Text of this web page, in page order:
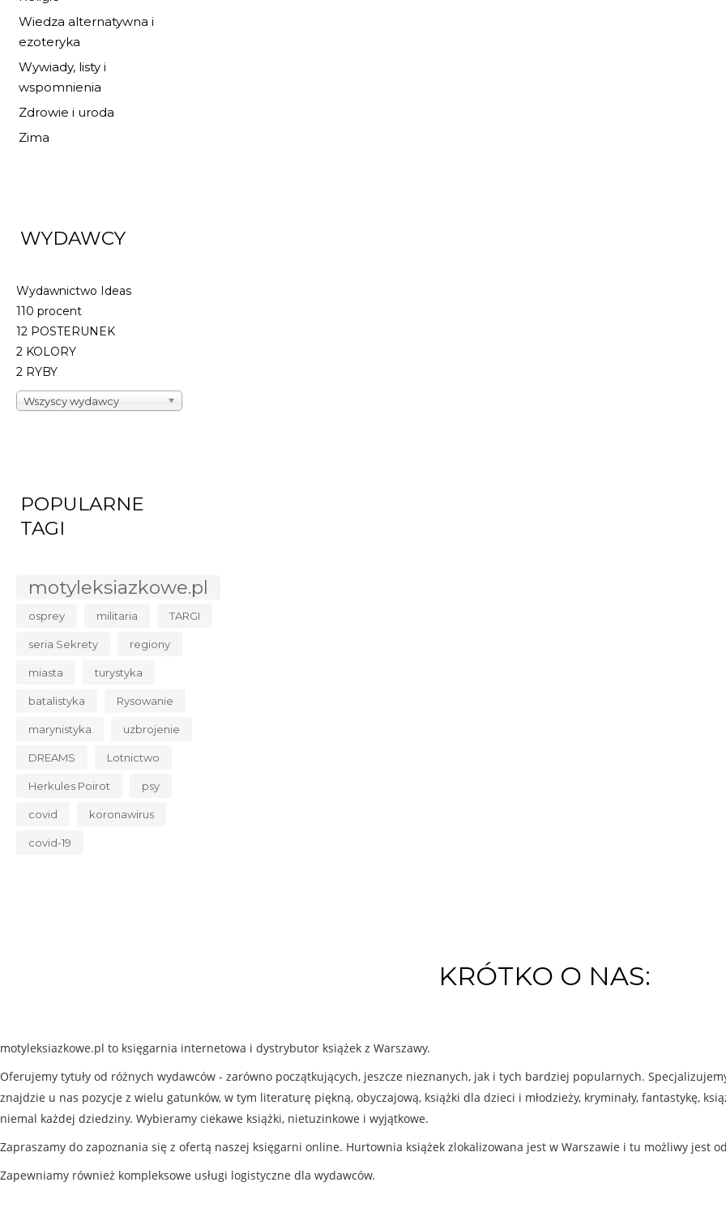
Wiedza alternatywna i
ezoteryka
Wywiady, listy i
wspomnienia
Zdrowie i uroda
Zima
WYDAWCY
Wydawnictwo Ideas
110 procent
12 POSTERUNEK
2 KOLORY
2 RYBY
Wszyscy wydawcy
POPULARNE
TAGI
motyleksiazkowe.pl
osprey militaria TARGI
seria Sekrety regiony
miasta turystyka
batalistyka Rysowanie
marynistyka uzbrojenie
DREAMS Lotnictwo
Herkules Poirot psy
covid koronawirus
covid-19
KRÓTKO O NAS:
motyleksiazkowe.pl to księgarnia internetowa i dystrybutor książek z Warszawy.
Oferujemy tytuły od różnych wydawców - zarówno początkujących, jeszcze nieznanych, jak i tych bardziej popularnych.
znajdzie u nas pozycje z wielu gatunków, w tym literaturę piękną, obyczajową, książki dla dzieci i młodzieży, kryminały, fantastykę,
niemal każdej dziedziny. Wybieramy ciekawe książki, nietuzinkowe i wyjątkowe.
Zapraszamy do zapoznania się z ofertą naszej księgarni online. Hurtownia książek zlokalizowana jest w Warszawie i tu możliwy jest
Zapewniamy również kompleksowe usługi logistyczne dla wydawców.